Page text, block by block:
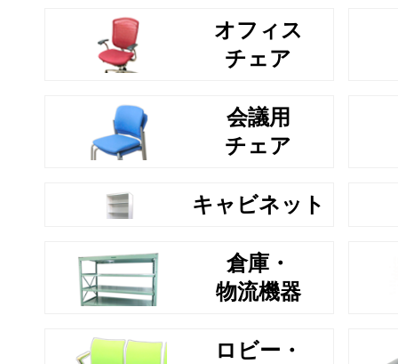
オフィス
チェア
会議用
チェア
キャビネット
倉庫・
物流機器
ロビー・